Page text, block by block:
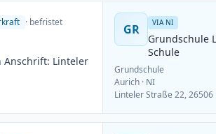
· befristet
Anschrift: Linteler
GR VIA NI
Grundschule
Schule
Grundschule
Aurich · NI
Linteler Straße 22,